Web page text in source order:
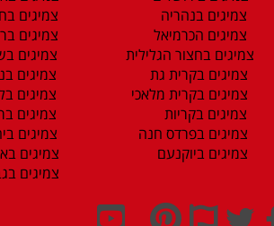
צמיגים בנהריה
צמיגים הכרמיאל
צמיגים בחצור הגלילית
צמיגים בקרית גת
צמיגים בקרית מלאכי
צמיגים בקריות
צמיגים בפרדס חנה
צמיגים ביוקנעם
צמיגים
צמיגים
צמיגים
צמיגים
צמיגים
צמיגים
צמיגים
צמיגים
צמיגים